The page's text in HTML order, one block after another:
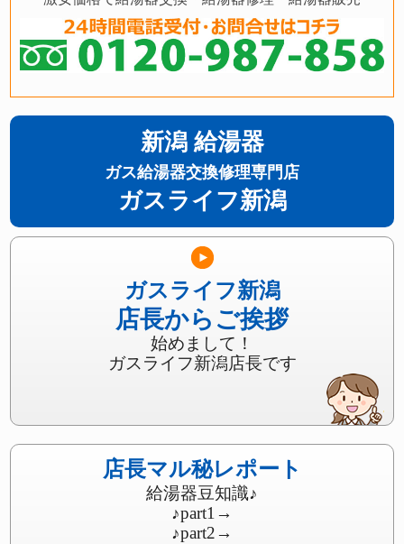
新潟 給湯器
ガス給湯器交換修理専門店
ガスライフ新潟
ガスライフ新潟
店長からご挨拶
始めまして！
ガスライフ新潟店長です
店長マル秘レポート
給湯器豆知識♪
♪part1→
♪part2→